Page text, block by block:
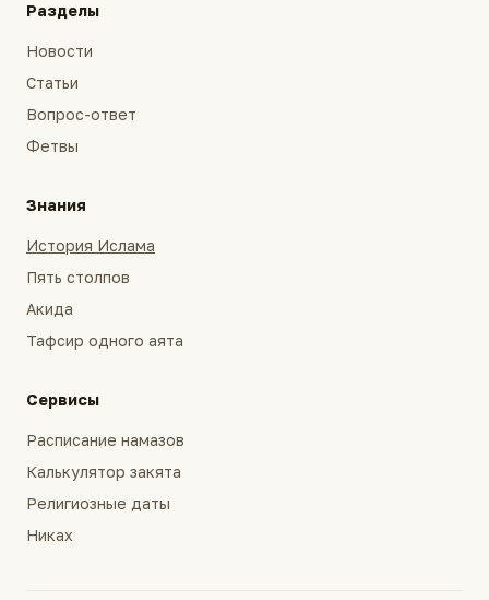
Разделы
Новости
Статьи
Вопрос-ответ
Фетвы
Знания
История Ислама
Пять столпов
Акида
Тафсир одного аята
Сервисы
Расписание намазов
Калькулятор закята
Религиозные даты
Никах